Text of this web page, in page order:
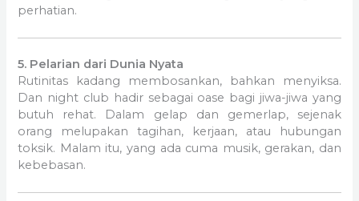
perhatian.
5. Pelarian dari Dunia Nyata
Rutinitas kadang membosankan, bahkan menyiksa.
Dan night club hadir sebagai oase bagi jiwa-jiwa yang
butuh rehat. Dalam gelap dan gemerlap, sejenak
orang melupakan tagihan, kerjaan, atau hubungan
toksik. Malam itu, yang ada cuma musik, gerakan, dan
kebebasan.